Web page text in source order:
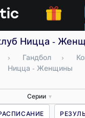
Ницца -
› Гандбол ›
Ницца - Женщины
Серии ▼